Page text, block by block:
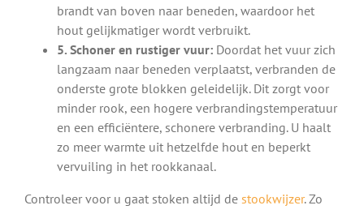
brandt van boven naar beneden, waardoor het
hout gelijkmatiger wordt verbruikt.
5. Schoner en rustiger vuur:Doordat het vuur zich
langzaam naar beneden verplaatst, verbranden de
onderste grote blokken geleidelijk. Dit zorgt voor
minder rook, een hogere verbrandingstemperatuur
en een efficiëntere, schonere verbranding. U haalt
zo meer warmte uit hetzelfde hout en beperkt
vervuiling in het rookkanaal.
Controleer voor u gaat stoken altijd de stookwijzer. Zo